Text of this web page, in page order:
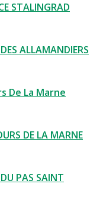
STALINGRAD
ALLAMANDIERS
De La Marne
DE LA MARNE
PAS SAINT